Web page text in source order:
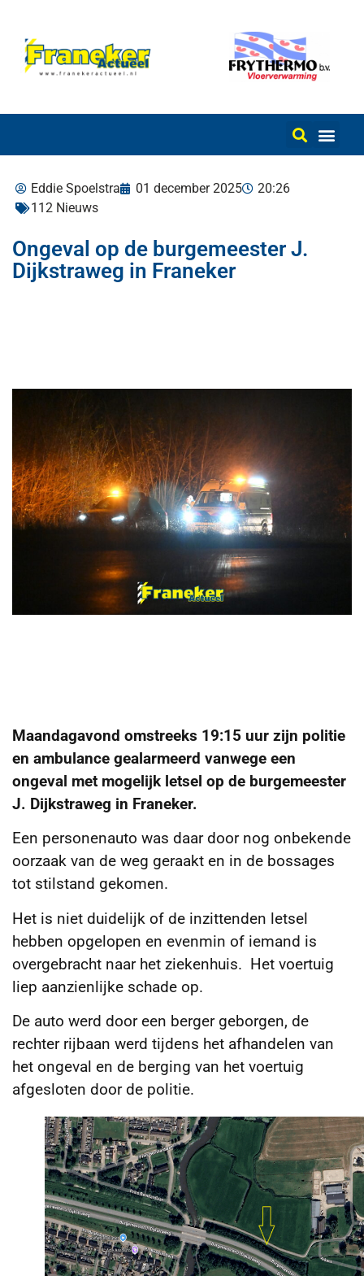
Eddie Spoelstra 01 december 2025
20:26
112 Nieuws
Ongeval op de burgemeester J.
Dijkstraweg in Franeker
Maandagavond omstreeks 19:15 uur zijn politie
en ambulance gealarmeerd vanwege een
ongeval met mogelijk letsel op de burgemeester
J. Dijkstraweg in Franeker.
Een personenauto was daar door nog onbekende
oorzaak van de weg geraakt en in de bossages
tot stilstand gekomen.
Het is niet duidelijk of de inzittenden letsel
hebben opgelopen en evenmin of iemand is
overgebracht naar het ziekenhuis. Het voertuig
liep aanzienlijke schade op.
De auto werd door een berger geborgen, de
rechter rijbaan werd tijdens het afhandelen van
het ongeval en de berging van het voertuig
afgesloten door de politie.